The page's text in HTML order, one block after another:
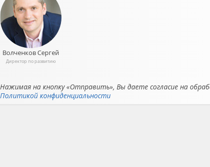
Волченков Сергей
Директор по развитию
Нажимая на кнопку «Отправить», Вы даете согласие на
Политикой конфиденциальности